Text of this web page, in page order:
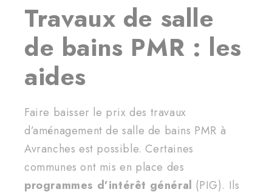
Travaux de salle
de bains PMR : les
aides
Faire baisser le prix des travaux
d’aménagement de salle de bains PMR à
Avranches est possible. Certaines
communes ont mis en place des
programmes d’intérêt général (PIG). Ils